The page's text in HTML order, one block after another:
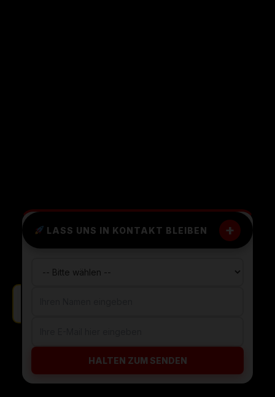
LASS UNS IN KONTAKT BLEIBEN +
HALTEN ZUM SENDEN